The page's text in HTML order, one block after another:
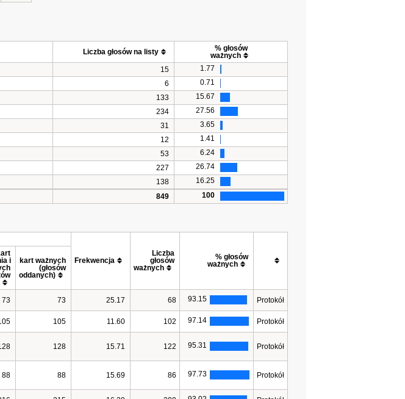
Liczba głosów na listy
% głosów
ważnych
15
1.77
6
0.71
133
15.67
234
27.56
31
3.65
12
1.41
53
6.24
227
26.74
138
16.25
849 100
Frekwencja
Liczba
głosów
ważnych
% głosów
ważnych
i
kart ważnych
(głosów
oddanych)
73 73 25.17 68 93.15 Protokół
105 11.60 102 97.14 Protokół
128 15.71 122 95.31 Protokół
88 88 15.69 86 97.73 Protokół